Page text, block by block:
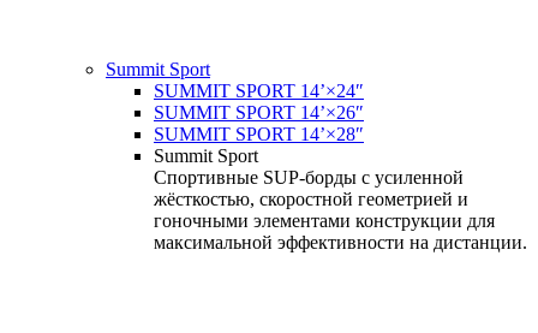
Summit Sport
SUMMIT SPORT 14’×24″
SUMMIT SPORT 14’×26″
SUMMIT SPORT 14’×28″
Summit Sport
Спортивные SUP-борды с усиленной
жёсткостью, скоростной геометрией и
гоночными элементами конструкции для
максимальной эффективности на дистанции.